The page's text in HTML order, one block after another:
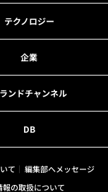
テクノロジー
企業
ンドチャンネル
DB
て
編集部へメッセージ
報の取扱について